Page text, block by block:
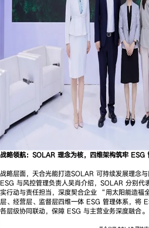
战略领航：SOLAR 理念为核，四维架构筑牢 ESG
战略层面，天合光能打造SOLAR 可持续发展理念
ESG 与风控管理负责人吴肖介绍，SOLAR 分别代
实行动与责任担当，深度契合企业 “用太阳能造福
层、经营层、监督层四维一体 ESG 管理体系，将
各层级协同联动，保障 ESG 与主营业务深度融合。